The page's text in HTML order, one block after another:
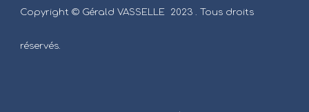
Copyright © Gérald VASSELLE 2023 . Tous droits
réservés.